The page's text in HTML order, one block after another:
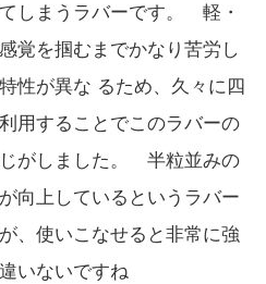
しまうラバーです。 軽・
覚を掴むまでかなり苦労し
性が異な るため、久々に四
用することでこのラバーの
がしました。 半粒並みの
向上しているというラバー
、使いこなせると非常に強
いないですね